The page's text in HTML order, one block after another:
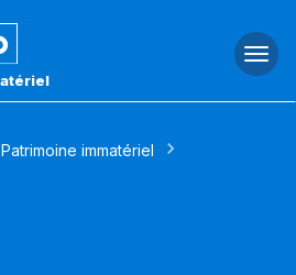
Patrimoine immatériel